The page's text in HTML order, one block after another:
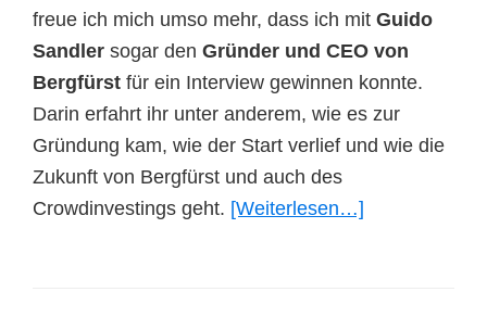
freue ich mich umso mehr, dass ich mit Guido
Sandler sogar den Gründer und CEO von
Bergfürst für ein Interview gewinnen konnte.
Darin erfahrt ihr unter anderem, wie es zur
Gründung kam, wie der Start verlief und wie die
Zukunft von Bergfürst und auch des
Crowdinvestings geht. [Weiterlesen…]